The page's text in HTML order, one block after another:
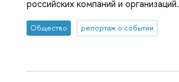
российских компаний и организаций.
Общество репортаж о событии